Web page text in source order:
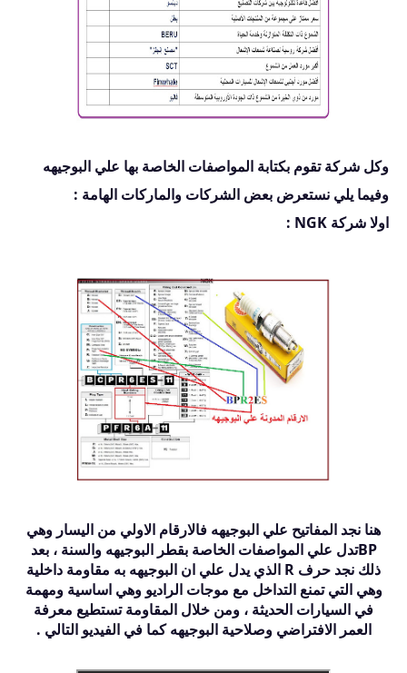
وكل شركة تقوم بكتابة المواصفات الخاصة بها علي البوجيهه
وفيما يلي نستعرض بعض الشركات والماركات الهامة :
اولا شركة NGK :
هنا نجد المفاتيح علي البوجيهه فالارقام الاولي من اليسار وهي
BPتدل علي المواصفات الخاصة بقطر البوجيهه والسنة ، بعد
ذلك نجد حرف R الذي يدل علي ان البوجيهه به مقاومة داخلية
وهي التي تمنع التداخل مع موجات الراديو وهي اساسية ومهمة
في السيارات الحديثة ، ومن خلال المقاومة تستطيع معرفة
العمر الافتراضي وصلاحية البوجيهه كما في الفيديو التالي .